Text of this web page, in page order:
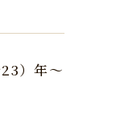
）年～